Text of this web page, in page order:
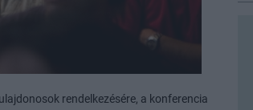
rendelkezésére, a konferencia